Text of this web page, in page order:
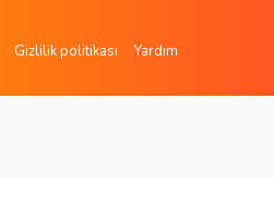
Gizlilik politikası
Yardım